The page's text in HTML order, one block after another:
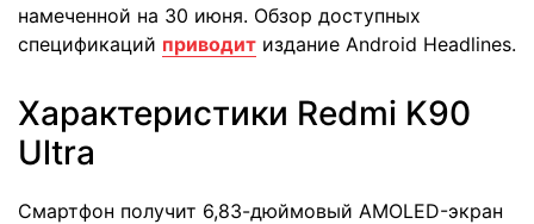
намеченной на 30 июня. Обзор доступных
спецификаций приводит издание Android Headlines.
Характеристики Redmi K90
Ultra
Смартфон получит 6,83-дюймовый AMOLED-экран